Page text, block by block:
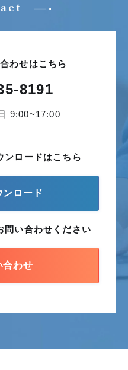
わせはこちら
8191
9:00~17:00
ンロードはこちら
ンロード
問い合わせください
合わせ